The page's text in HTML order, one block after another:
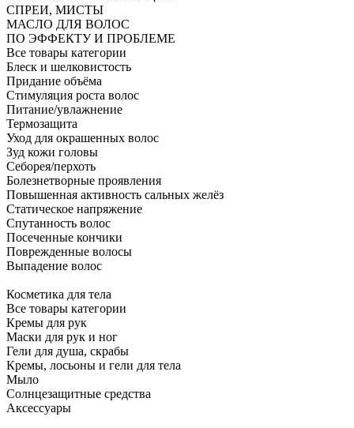
СПРЕИ, МИСТЫ
МАСЛО ДЛЯ ВОЛОС
ПО ЭФФЕКТУ И ПРОБЛЕМЕ
Все товары категории
Блеск и шелковистость
Придание объёма
Стимуляция роста волос
Питание/увлажнение
Термозащита
Уход для окрашенных волос
Зуд кожи головы
Себорея/перхоть
Болезнетворные проявления
Повышенная активность сальных желёз
Статическое напряжение
Спутанность волос
Посеченные кончики
Поврежденные волосы
Выпадение волос
Косметика для тела
Все товары категории
Кремы для рук
Маски для рук и ног
Гели для душа, скрабы
Кремы, лосьоны и гели для тела
Мыло
Солнцезащитные средства
Аксессуары